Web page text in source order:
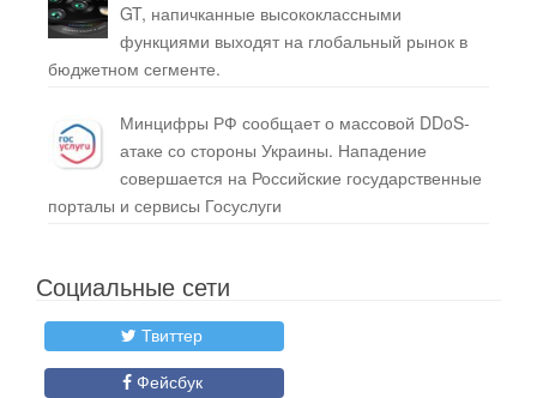
GT, напичканные высококлассными
функциями выходят на глобальный рынок в
бюджетном сегменте.
Минцифры РФ сообщает о массовой DDoS-
атаке со стороны Украины. Нападение
совершается на Российские государственные
порталы и сервисы Госуслуги
Социальные сети
Твиттер
Фейсбук